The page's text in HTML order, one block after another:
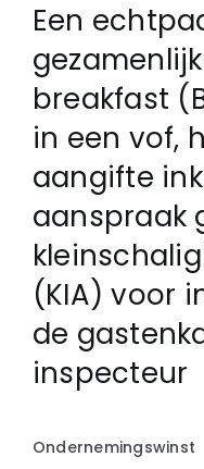
Een
breakfast
in een vof,
aangifte
aanspraak
(KIA) voor
de
inspecteur
Ondernemingswinst